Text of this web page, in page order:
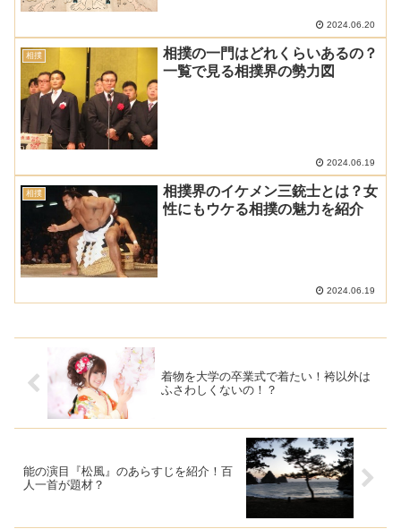
2024.06.20
相撲
相撲の一門はどれくらいあるの？
一覧で見る相撲界の勢力図
2024.06.19
相撲
相撲界のイケメン三銃士とは？女
性にもウケる相撲の魅力を紹介
2024.06.19
着物を大学の卒業式で着たい！袴以外は
ふさわしくないの！？
能の演目『松風』のあらすじを紹介！百
人一首が題材？